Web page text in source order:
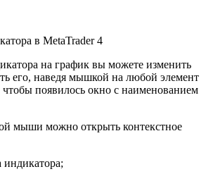
на график вы можете изменить
его, наведя мышкой на любой элемент
чтобы появилось окно с наименованием
мыши можно открыть контекстное